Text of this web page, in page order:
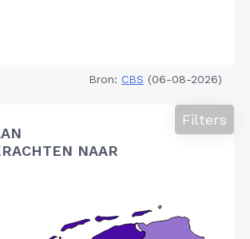
Bron: CBS (06-08-2026)
NAAR
Filters